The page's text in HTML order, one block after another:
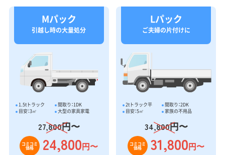
Mパック
引越し時の大量処分
1.5tトラック
間取り：1DK
目安：3㎥
大型の家具家電
27,800円〜
コミコミ
価格 24,800円〜
Lパック
ご夫婦の片付けに
2tトラック平
間取り：2DK
目安：5㎥
家族の不用品
34,800円〜
コミコミ
価格 31,800円〜